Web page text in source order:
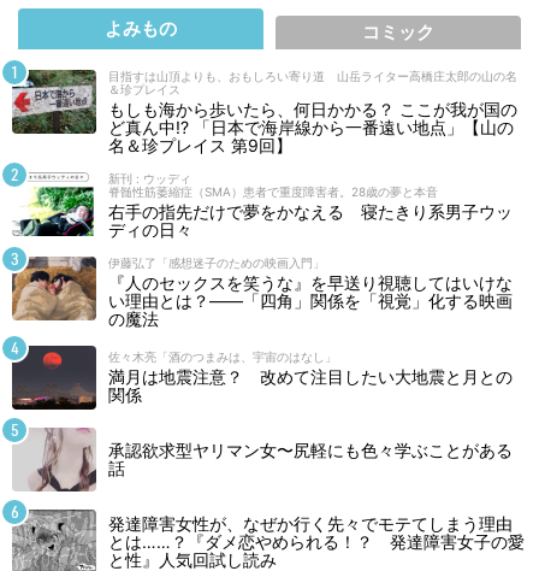
よみもの コミック
目指すは山頂よりも、おもしろい寄り道 山岳ライター高橋庄太郎の山の名
＆珍プレイス
もしも海から歩いたら、何日かかる？ ここが我が国の
ど真ん中!? 「日本で海岸線から一番遠い地点」【山の
名＆珍プレイス 第9回】
新刊 : ウッディ
脊髄性筋萎縮症（SMA）患者で重度障害者。28歳の夢と本音
右手の指先だけで夢をかなえる 寝たきり系男子ウッ
ディの日々
伊藤弘了「感想迷子のための映画入門」
『人のセックスを笑うな』を早送り視聴してはいけな
い理由とは？――「四角」関係を「視覚」化する映画
の魔法
佐々木亮「酒のつまみは、宇宙のはなし」
満月は地震注意？ 改めて注目したい大地震と月との
関係
承認欲求型ヤリマン女〜尻軽にも色々学ぶことがある
話
発達障害女性が、なぜか行く先々でモテてしまう理由
とは……？『ダメ恋やめられる！？ 発達障害女子の愛
と性』人気回試し読み